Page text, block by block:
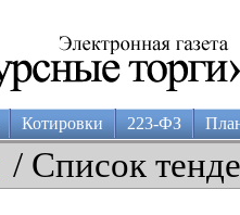
Котировки 223-ФЗ
/ Список